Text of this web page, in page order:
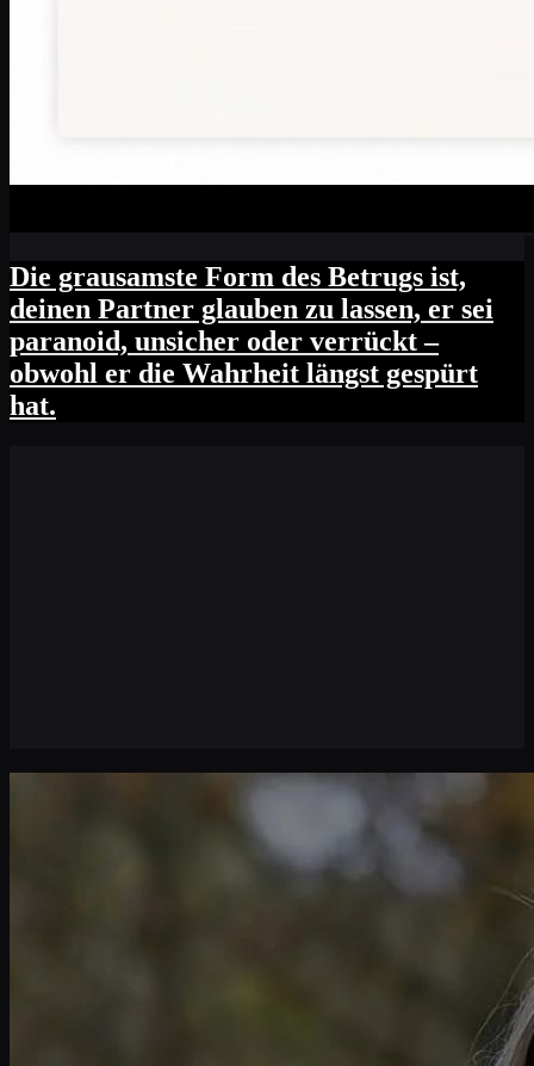
Die grausamste Form des Betrugs ist,
deinen Partner glauben zu lassen, er sei
paranoid, unsicher oder verrückt –
obwohl er die Wahrheit längst gespürt
hat.